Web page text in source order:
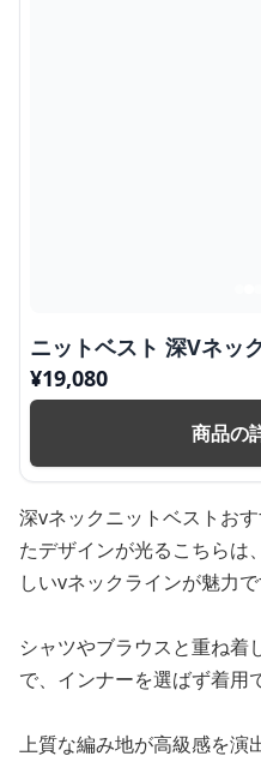
ニットベスト 深Vネッ
¥19,080
商品の
深vネックニットベストお
たデザインが光るこちらは
しいvネックラインが魅力で
シャツやブラウスと重ね着
で、インナーを選ばず着用
上質な編み地が高級感を演